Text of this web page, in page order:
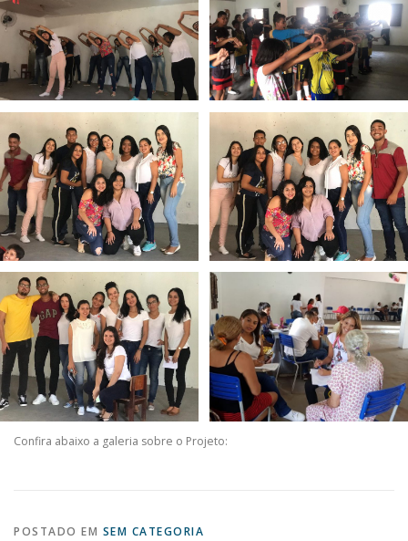
Confira abaixo a galeria sobre o Projeto:
POSTADO EM SEM CATEGORIA